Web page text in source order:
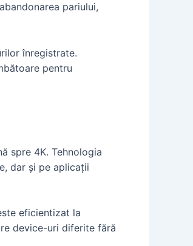
pariului,
înregistrate.
pentru
spre 4K. Tehnologia
dar și pe aplicații
eficientizat la
device-uri diferite fără